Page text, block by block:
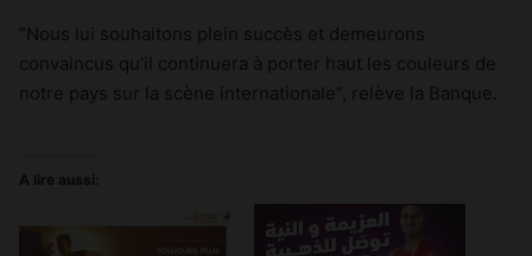
“Nous lui souhaitons plein succès et demeurons
convaincus qu’il continuera à porter haut les couleurs de
notre pays sur la scène internationale”, relève la Banque.
A lire aussi: